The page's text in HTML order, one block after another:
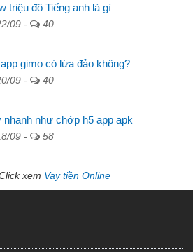
triệu đô Tiếng anh là gì
09 - 40
gimo có lừa đảo không?
09 - 40
nhanh như chớp h5 app apk
09 - 58
xem Vay tiền Online